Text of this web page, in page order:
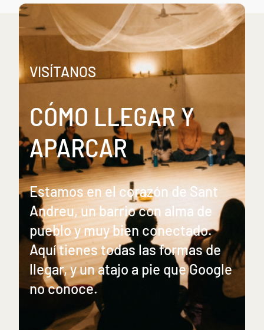
VISÍTANOS
CÓMO LLEGAR Y
APARCAR
Estamos en el corazón de Sant
Andreu, un barrio con alma de
pueblo y muy bien conectado.
Aquí tienes todas las formas de
llegar, y un atajo a pie que Google
no conoce.